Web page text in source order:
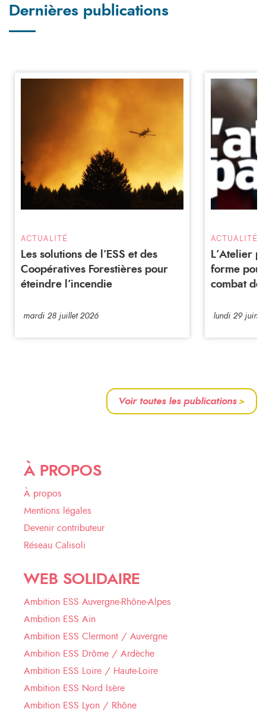
Dernières publications
ACTUALITÉ
Les solutions de l’ESS et des
Coopératives Forestières pour
éteindre l’incendie
mardi 28 juillet 2026
ACTUALITÉ
L’Atelier
forme
combat de
lundi 29 juin
Voir toutes les publications>
À PROPOS
À propos
Mentions légales
Devenir contributeur
Réseau Calisoli
WEB SOLIDAIRE
Ambition ESS Auvergne-Rhône-Alpes
Ambition ESS Ain
Ambition ESS Clermont / Auvergne
Ambition ESS Drôme / Ardèche
Ambition ESS Loire / Haute-Loire
Ambition ESS Nord Isère
Ambition ESS Lyon / Rhône